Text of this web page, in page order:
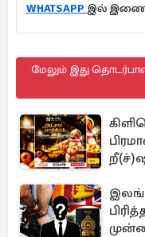
WHATSAPP இல்
மேலும் இது